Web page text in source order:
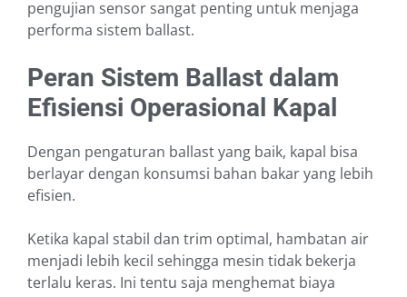
pengujian sensor sangat penting untuk menjaga
performa sistem ballast.
Peran Sistem Ballast dalam
Efisiensi Operasional Kapal
Dengan pengaturan ballast yang baik, kapal bisa
berlayar dengan konsumsi bahan bakar yang lebih
efisien.
Ketika kapal stabil dan trim optimal, hambatan air
menjadi lebih kecil sehingga mesin tidak bekerja
terlalu keras. Ini tentu saja menghemat biaya